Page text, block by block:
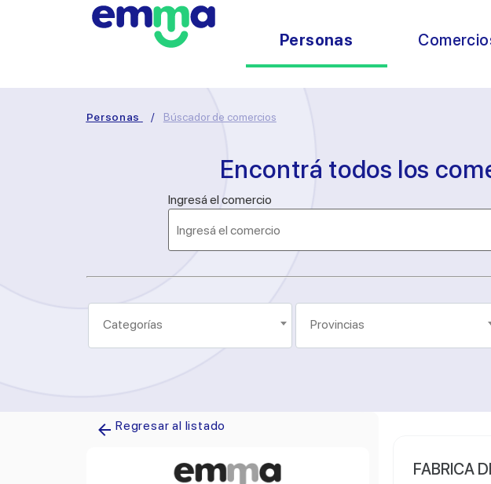
Personas
Personas / Búscador de comercios
Encontrá todos los
Ingresá el comercio
Regresar al listado
FABRICA